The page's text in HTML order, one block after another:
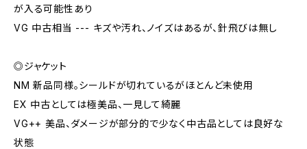
が入る可能性あり
VG 中古相当 --- キズや汚れ、ノイズはあるが、針飛びは無し
◎ジャケット
NM 新品同様。シールドが切れているがほとんど未使用
EX 中古としては極美品、一見して綺麗
VG++ 美品、ダメージが部分的で少なく中古品としては良好な
状態